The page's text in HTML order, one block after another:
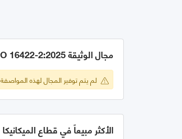
مجال الوثيقة GSO ISO 16422-2:2025
لم يتم توفير المجال لهذه المواصفة
الأكثر مبيعاً في قطاع الميكانيكا